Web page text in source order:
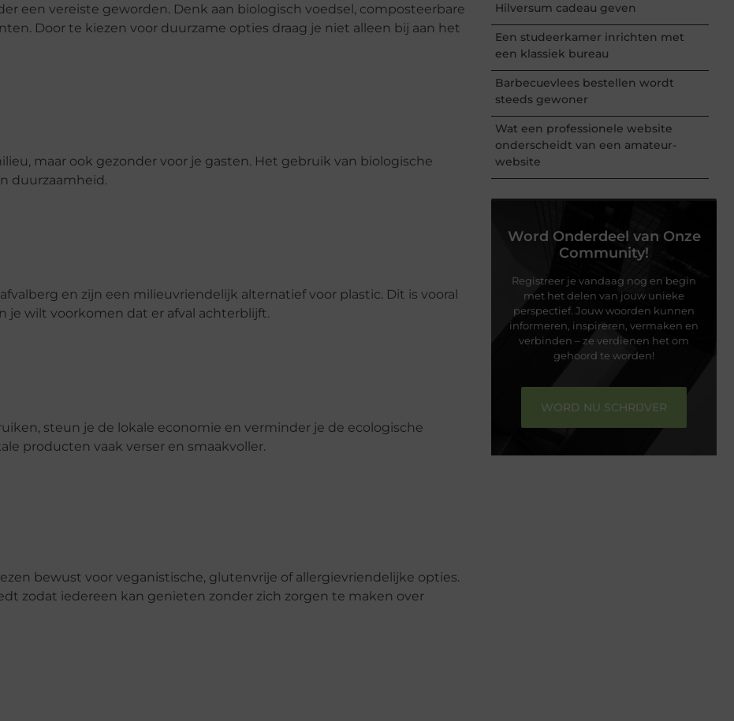
een vereiste geworden. Denk aan biologisch voedsel, composteerbare
Door te kiezen voor duurzame opties draag je niet alleen bij aan het
maar ook gezonder voor je gasten. Het gebruik van biologische
duurzaamheid.
en zijn een milieuvriendelijk alternatief voor plastic. Dit is vooral
wilt voorkomen dat er afval achterblijft.
steun je de lokale economie en verminder je de ecologische
producten vaak verser en smaakvoller.
bewust voor veganistische, glutenvrije of allergievriendelijke opties.
zodat iedereen kan genieten zonder zich zorgen te maken over
Hilversum cadeau geven
Een studeerkamer inrichten met
een klassiek bureau
Barbecuevlees bestellen wordt
steeds gewoner
Wat een professionele website
onderscheidt van een amateur-
website
Word Onderdeel van Onze
Community!
Registreer je vandaag nog en begin
met het delen van jouw unieke
perspectief. Jouw woorden kunnen
informeren, inspireren, vermaken en
verbinden – ze verdienen het om
gehoord te worden!
WORD NU SCHRIJVER